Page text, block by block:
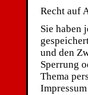
Recht auf
Sie haben
und den
Sperrung
Thema